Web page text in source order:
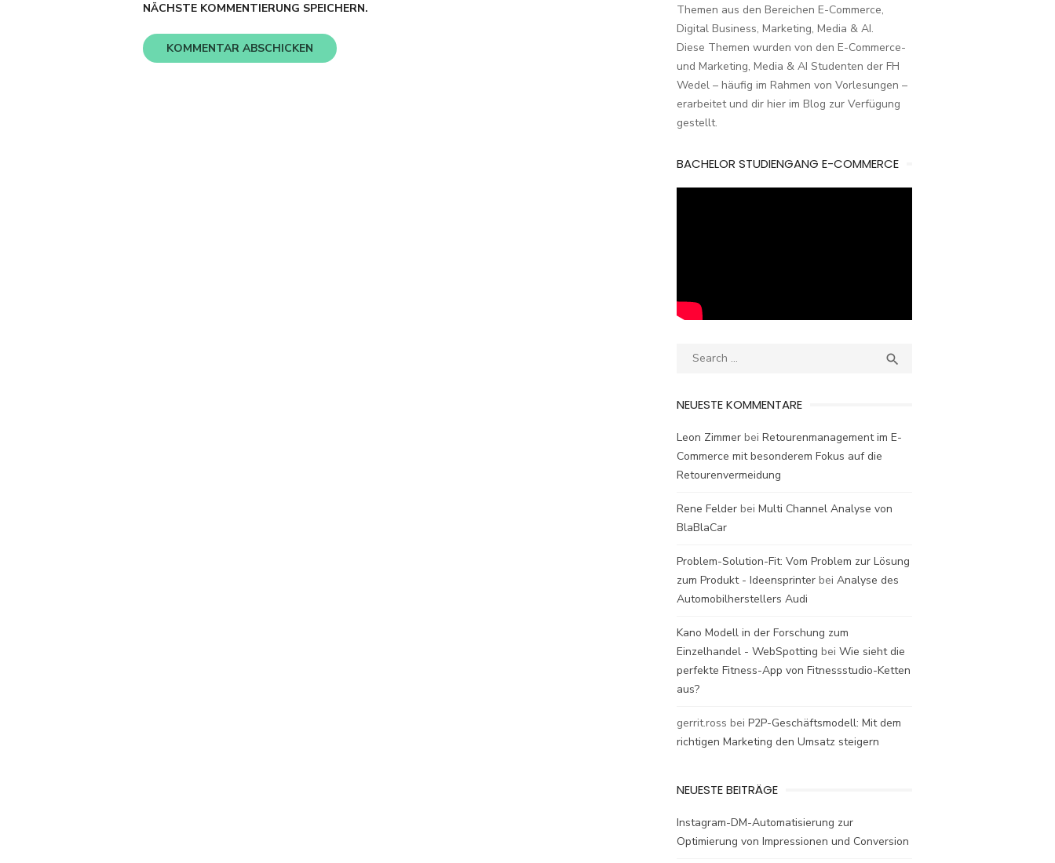
NÄCHSTE KOMMENTIERUNG SPEICHERN.
Themen aus den Bereichen E-Commerce,
Digital Business, Marketing, Media & AI.
Diese Themen wurden von den E-Commerce-
und Marketing, Media & AI Studenten der FH
Wedel – häufig im Rahmen von Vorlesungen –
erarbeitet und dir hier im Blog zur Verfügung
gestellt.
BACHELOR STUDIENGANG E-COMMERCE
Search

NEUESTE KOMMENTARE
Leon Zimmer bei Retourenmanagement im E-
Commerce mit besonderem Fokus auf die
Retourenvermeidung
Rene Felder bei Multi Channel Analyse von
BlaBlaCar
Problem-Solution-Fit: Vom Problem zur Lösung
zum Produkt - Ideensprinter bei Analyse des
Automobilherstellers Audi
Kano Modell in der Forschung zum
Einzelhandel - WebSpotting bei Wie sieht die
perfekte Fitness-App von Fitnessstudio-Ketten
aus?
gerrit.ross bei P2P-Geschäftsmodell: Mit dem
richtigen Marketing den Umsatz steigern
NEUESTE BEITRÄGE
Instagram-DM-Automatisierung zur
Optimierung von Impressionen und Conversion